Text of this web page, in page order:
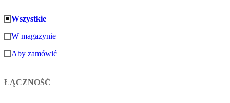
Wszystkie
W magazynie
Aby zamówić
ŁĄCZNOŚĆ